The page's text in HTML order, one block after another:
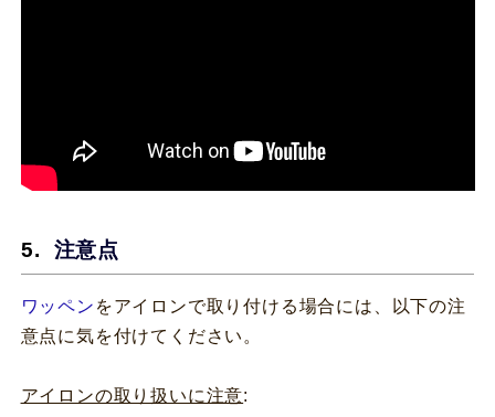
注意点
ワッペン をアイロンで取り付ける場合には、以下の注
意点に気を付けてください。
アイロンの取り扱いに注意: